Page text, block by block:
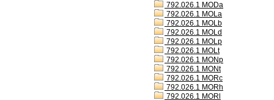
792.026.1 MODa
792.026.1 MOLa
792.026.1 MOLb
792.026.1 MOLd
792.026.1 MOLp
792.026.1 MOLt
792.026.1 MONp
792.026.1 MONt
792.026.1 MORc
792.026.1 MORh
792.026.1 MORl